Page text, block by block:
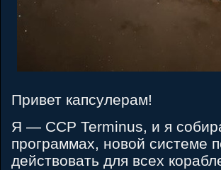
Привет капсулерам!
Я — CCP Terminus, и я
программах, новой системе
действовать для всех